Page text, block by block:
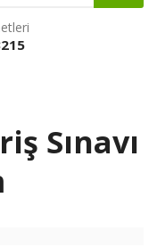
Sınavı